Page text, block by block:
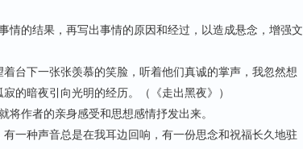
的结果，再写出事情的原因和经过，以造成悬念，增强文
下一张张羡慕的笑脸，听着他们真诚的掌声，我忽然想
的暗夜引向光明的经历。（《走出黑夜》）
作者的亲身感受和思想感情抒发出来。
种声音总是在我耳边回响，有一份思念和祝福长久地驻